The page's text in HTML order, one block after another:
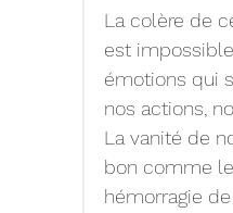
La colère de
est
émotions qui
nos actions,
La vanité de
bon comme
hémorragie